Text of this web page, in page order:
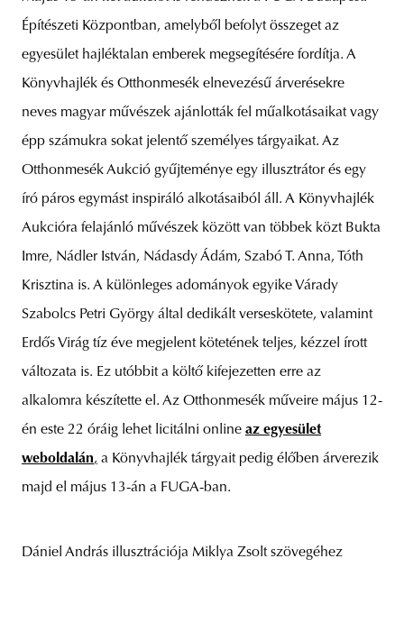
Építészeti Központban, amelyből befolyt összeget az
egyesület hajléktalan emberek megsegítésére fordítja. A
Könyvhajlék és Otthonmesék elnevezésű árverésekre
neves magyar művészek ajánlották fel műalkotásaikat vagy
épp számukra sokat jelentő személyes tárgyaikat. Az
Otthonmesék Aukció gyűjteménye egy illusztrátor és egy
író páros egymást inspiráló alkotásaiból áll. A Könyvhajlék
Aukcióra felajánló művészek között van többek közt Bukta
Imre, Nádler István, Nádasdy Ádám, Szabó T. Anna, Tóth
Krisztina is. A különleges adományok egyike Várady
Szabolcs Petri György által dedikált verseskötete, valamint
Erdős Virág tíz éve megjelent kötetének teljes, kézzel írott
változata is. Ez utóbbit a költő kifejezetten erre az
alkalomra készítette el. Az Otthonmesék műveire május 12-
én este 22 óráig lehet licitálni online az egyesület
weboldalán, a Könyvhajlék tárgyait pedig élőben árverezik
majd el május 13-án a FUGA-ban.
Dániel András illusztrációja Miklya Zsolt szövegéhez